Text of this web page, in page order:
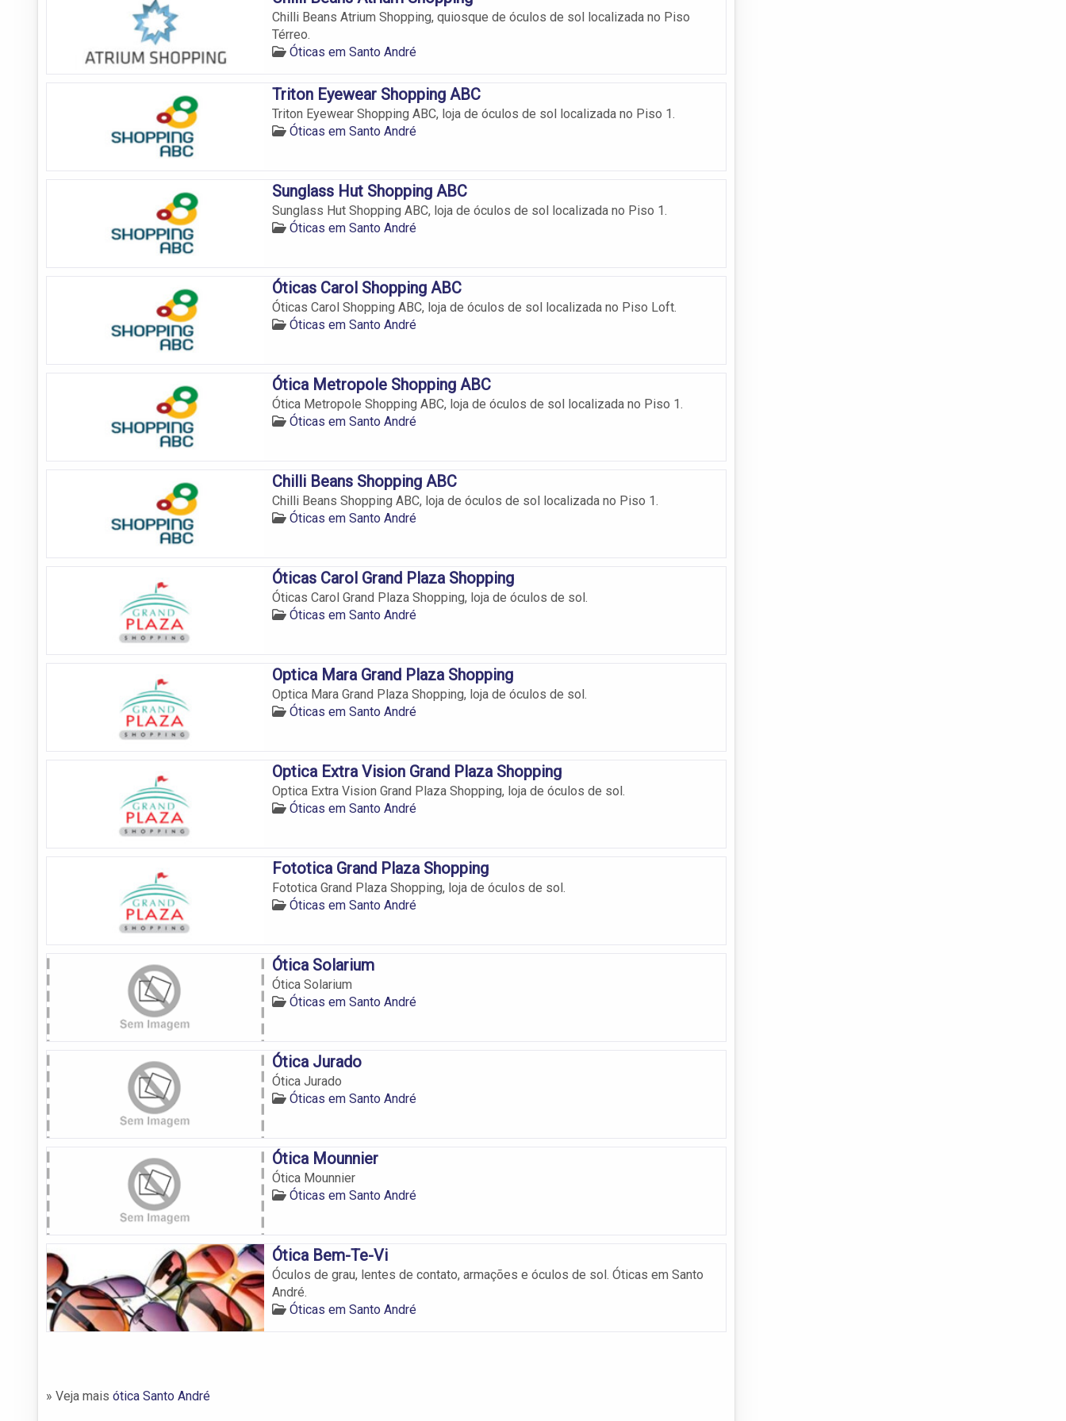
Chilli Beans Atrium Shopping, quiosque de óculos de sol localizada no Piso
Térreo.
Óticas em Santo André
Triton Eyewear Shopping ABC
Triton Eyewear Shopping ABC, loja de óculos de sol localizada no Piso 1.
Óticas em Santo André
Sunglass Hut Shopping ABC
Sunglass Hut Shopping ABC, loja de óculos de sol localizada no Piso 1.
Óticas em Santo André
Óticas Carol Shopping ABC
Óticas Carol Shopping ABC, loja de óculos de sol localizada no Piso Loft.
Óticas em Santo André
Ótica Metropole Shopping ABC
Ótica Metropole Shopping ABC, loja de óculos de sol localizada no Piso 1.
Óticas em Santo André
Chilli Beans Shopping ABC
Chilli Beans Shopping ABC, loja de óculos de sol localizada no Piso 1.
Óticas em Santo André
Óticas Carol Grand Plaza Shopping
Óticas Carol Grand Plaza Shopping, loja de óculos de sol.
Óticas em Santo André
Optica Mara Grand Plaza Shopping
Optica Mara Grand Plaza Shopping, loja de óculos de sol.
Óticas em Santo André
Optica Extra Vision Grand Plaza Shopping
Optica Extra Vision Grand Plaza Shopping, loja de óculos de sol.
Óticas em Santo André
Fototica Grand Plaza Shopping
Fototica Grand Plaza Shopping, loja de óculos de sol.
Óticas em Santo André
Ótica Solarium
Ótica Solarium
Óticas em Santo André
Ótica Jurado
Ótica Jurado
Óticas em Santo André
Ótica Mounnier
Ótica Mounnier
Óticas em Santo André
Ótica Bem-Te-Vi
Óculos de grau, lentes de contato, armações e óculos de sol. Óticas em Santo
André.
Óticas em Santo André
» Veja mais ótica Santo André